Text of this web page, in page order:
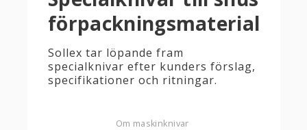
förpackningsmaterial
Sollex tar löpande fram
specialknivar efter kunders förslag,
specifikationer och ritningar.
Om maskinknivar